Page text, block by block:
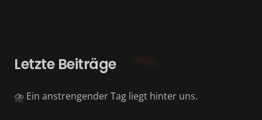
Letzte Beiträge
⛈️ Ein anstrengender Tag liegt hinter uns.